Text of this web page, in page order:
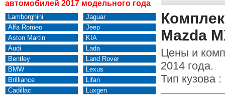
автомобилей 2017 модельного года
Lamborghini
Alfa Romeo
Aston Martin
Audi
Bentley
BMW
Brilliance
Cadillac
Jaguar
Jeep
KIA
Lada
Land Rover
Lexus
Lifan
Luxgen
Mazda
Цены и
2014 года.
Тип кузова :